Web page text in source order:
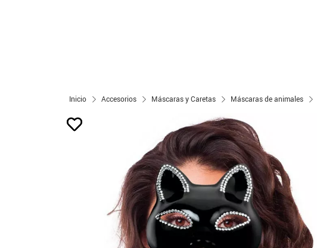
Inicio Accesorios Máscaras y Caretas Máscaras de animales